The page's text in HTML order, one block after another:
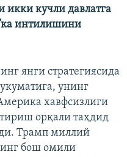
икки кучли давлатга
интилишини
янги стратегиясида
унинг
хавфсизлиги
орқали таҳдид
Трамп миллий
бош омили